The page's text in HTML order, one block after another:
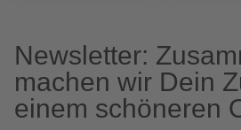
Newsletter:
machen wir Dein
einem schöneren